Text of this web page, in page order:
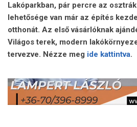
Lakóparkban, pár percre az
lehetősége van már az építés
otthonát. Az első vásárlóknak
Világos terek, modern
tervezve. Nézze meg ide kattintva.